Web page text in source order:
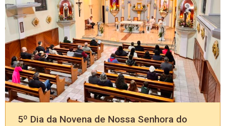
5º Dia da Novena de Nossa Senhora do